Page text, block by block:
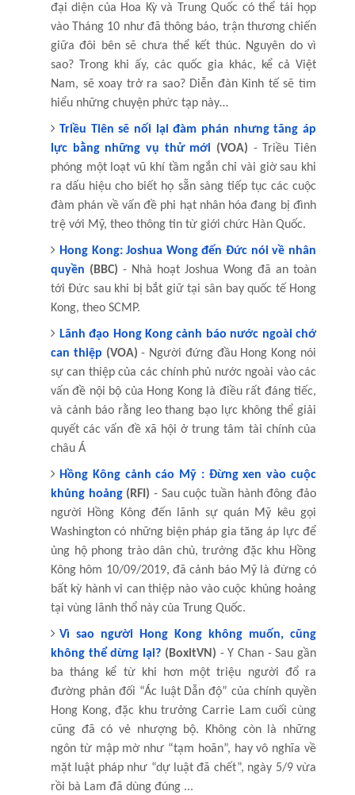
đại diện của Hoa Kỳ và Trung Quốc có thể tái họp
vào Tháng 10 như đã thông báo, trận thương chiến
giữa đôi bên sẽ chưa thể kết thúc. Nguyên do vì
sao? Trong khi ấy, các quốc gia khác, kể cả Việt
Nam, sẽ xoay trở ra sao? Diễn đàn Kinh tế sẽ tìm
hiểu những chuyện phức tạp này…
Triều Tiên sẽ nối lại đàm phán nhưng tăng áp
lực bằng những vụ thử mới (VOA) - Triều Tiên
phóng một loạt vũ khí tầm ngắn chỉ vài giờ sau khi
ra dấu hiệu cho biết họ sẵn sàng tiếp tục các cuộc
đàm phán về vấn đề phi hạt nhân hóa đang bị đình
trệ với Mỹ, theo thông tin từ giới chức Hàn Quốc.
Hong Kong: Joshua Wong đến Đức nói về nhân
quyền (BBC) - Nhà hoạt Joshua Wong đã an toàn
tới Đức sau khi bị bắt giữ tại sân bay quốc tế Hong
Kong, theo SCMP.
Lãnh đạo Hong Kong cảnh báo nước ngoài chớ
can thiệp (VOA) - Người đứng đầu Hong Kong nói
sự can thiệp của các chính phủ nước ngoài vào các
vấn đề nội bộ của Hong Kong là điều rất đáng tiếc,
và cảnh báo rằng leo thang bạo lực không thể giải
quyết các vấn đề xã hội ở trung tâm tài chính của
châu Á
Hồng Kông cảnh cáo Mỹ : Đừng xen vào cuộc
khủng hoảng(RFI) - Sau cuộc tuần hành đông đảo
người Hồng Kông đến lãnh sự quán Mỹ kêu gọi
Washington có những biện pháp gia tăng áp lực để
ủng hộ phong trào dân chủ, trưởng đặc khu Hồng
Kông hôm 10/09/2019, đã cảnh báo Mỹ là đừng có
bất kỳ hành vi can thiệp nào vào cuộc khủng hoảng
tại vùng lãnh thổ này của Trung Quốc.
Vì sao người Hong Kong không muốn, cũng
không thể dừng lại? (BoxitVN) - Y Chan - Sau gần
ba tháng kể từ khi hơn một triệu người đổ ra
đường phản đối “Ác luật Dẫn độ” của chính quyền
Hong Kong, đặc khu trưởng Carrie Lam cuối cùng
cũng đã có vẻ nhượng bộ. Không còn là những
ngôn từ mập mờ như “tạm hoãn”, hay vô nghĩa về
mặt luật pháp như “dự luật đã chết”, ngày 5/9 vừa
rồi bà Lam đã dùng đúng ...